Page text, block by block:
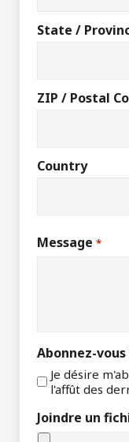
State /
ZIP / Postal
Country
Message *
Abonnez-
Je désire
l'affût des
Joindre un